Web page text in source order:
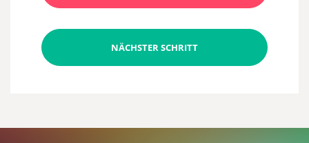
NÄCHSTER SCHRITT